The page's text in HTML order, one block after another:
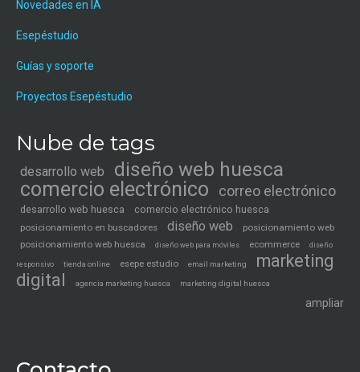
Novedades en IA
Esepéstudio
Guías y soporte
Proyectos Esepéstudio
Nube de tags
desarrollo web
diseño web huesca
comercio electrónico
correo electrónico
desarrollo web huesca comercio electrónico huesca
posicionamiento en buscadores diseño web
posicionamiento web
posicionamiento web huesca
diseño web para móviles ecommerce diseño
responsivo tienda online esepe estudio email marketing
marketing
digital
agencia marketing huesca marketing digital huesca
ampliar